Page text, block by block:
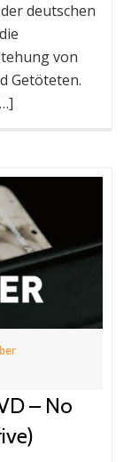
deutschen
von
Getöteten.
– No